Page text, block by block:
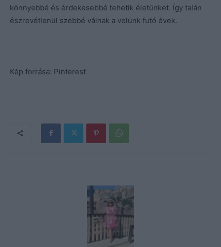
könnyebbé és érdekesebbé tehetik életünket. Így talán
észrevétlenül szebbé válnak a velünk futó évek.
Kép forrása: Pinterest